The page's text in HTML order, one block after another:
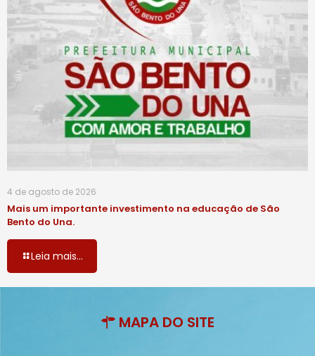
4 de agosto de 2026
Mais um importante investimento na educação de São
Bento do Una.
Leia mais...
MAPA DO SITE